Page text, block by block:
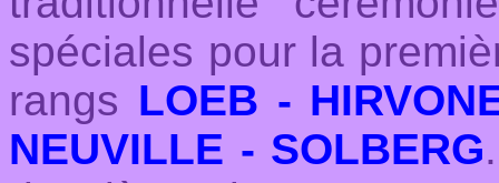
spéciales pour la
rangs LOEB -
NEUVILLE - SOLBERG